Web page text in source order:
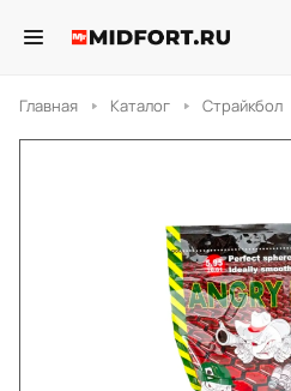
Главная Каталог Страйкбол